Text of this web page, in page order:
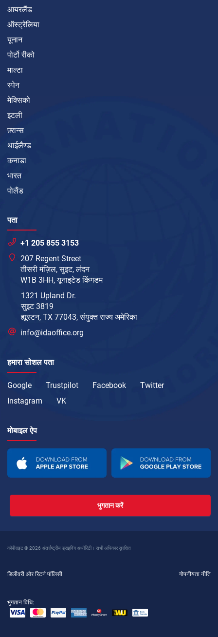
आयरलैंड
ऑस्ट्रेलिया
यूनान
पोर्टो रीको
माल्टा
स्पेन
मेक्सिको
इटली
फ़्रान्स
थाईलैण्ड
कनाडा
भारत
पोलैंड
पता
+1 205 855 3153
207 Regent Street
तीसरी मंज़िल, सुइट, लंदन
W1B 3HH, यूनाइटेड किंगडम
1321 Upland Dr.
सुइट 3819
ह्यूस्टन, TX 77043, संयुक्त राज्य अमेरिका
info@idaoffice.org
हमारा सोशल पता
Google Trustpilot Facebook
Twitter
Instagram
VK
मोबाइल ऐप
भुगतान करें
कॉपीराइट © 2026 अंतर्राष्ट्रीय ड्राइविंग अथॉरिटी। सभी अधिकार सुरक्षित
डिलीवरी और रिटर्न पॉलिसी गोपनीयता नीति
भुगतान विधि: